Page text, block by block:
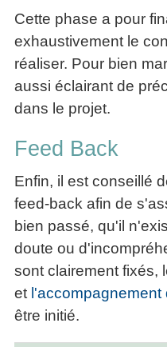
Cette phase a pour
exhaustivement le
réaliser. Pour bien
aussi éclairant de
dans le projet.
Feed Back
Enfin, il est conseillé
feed-back afin de
bien passé, qu'il
doute ou
sont clairement fixés,
et
être initié.